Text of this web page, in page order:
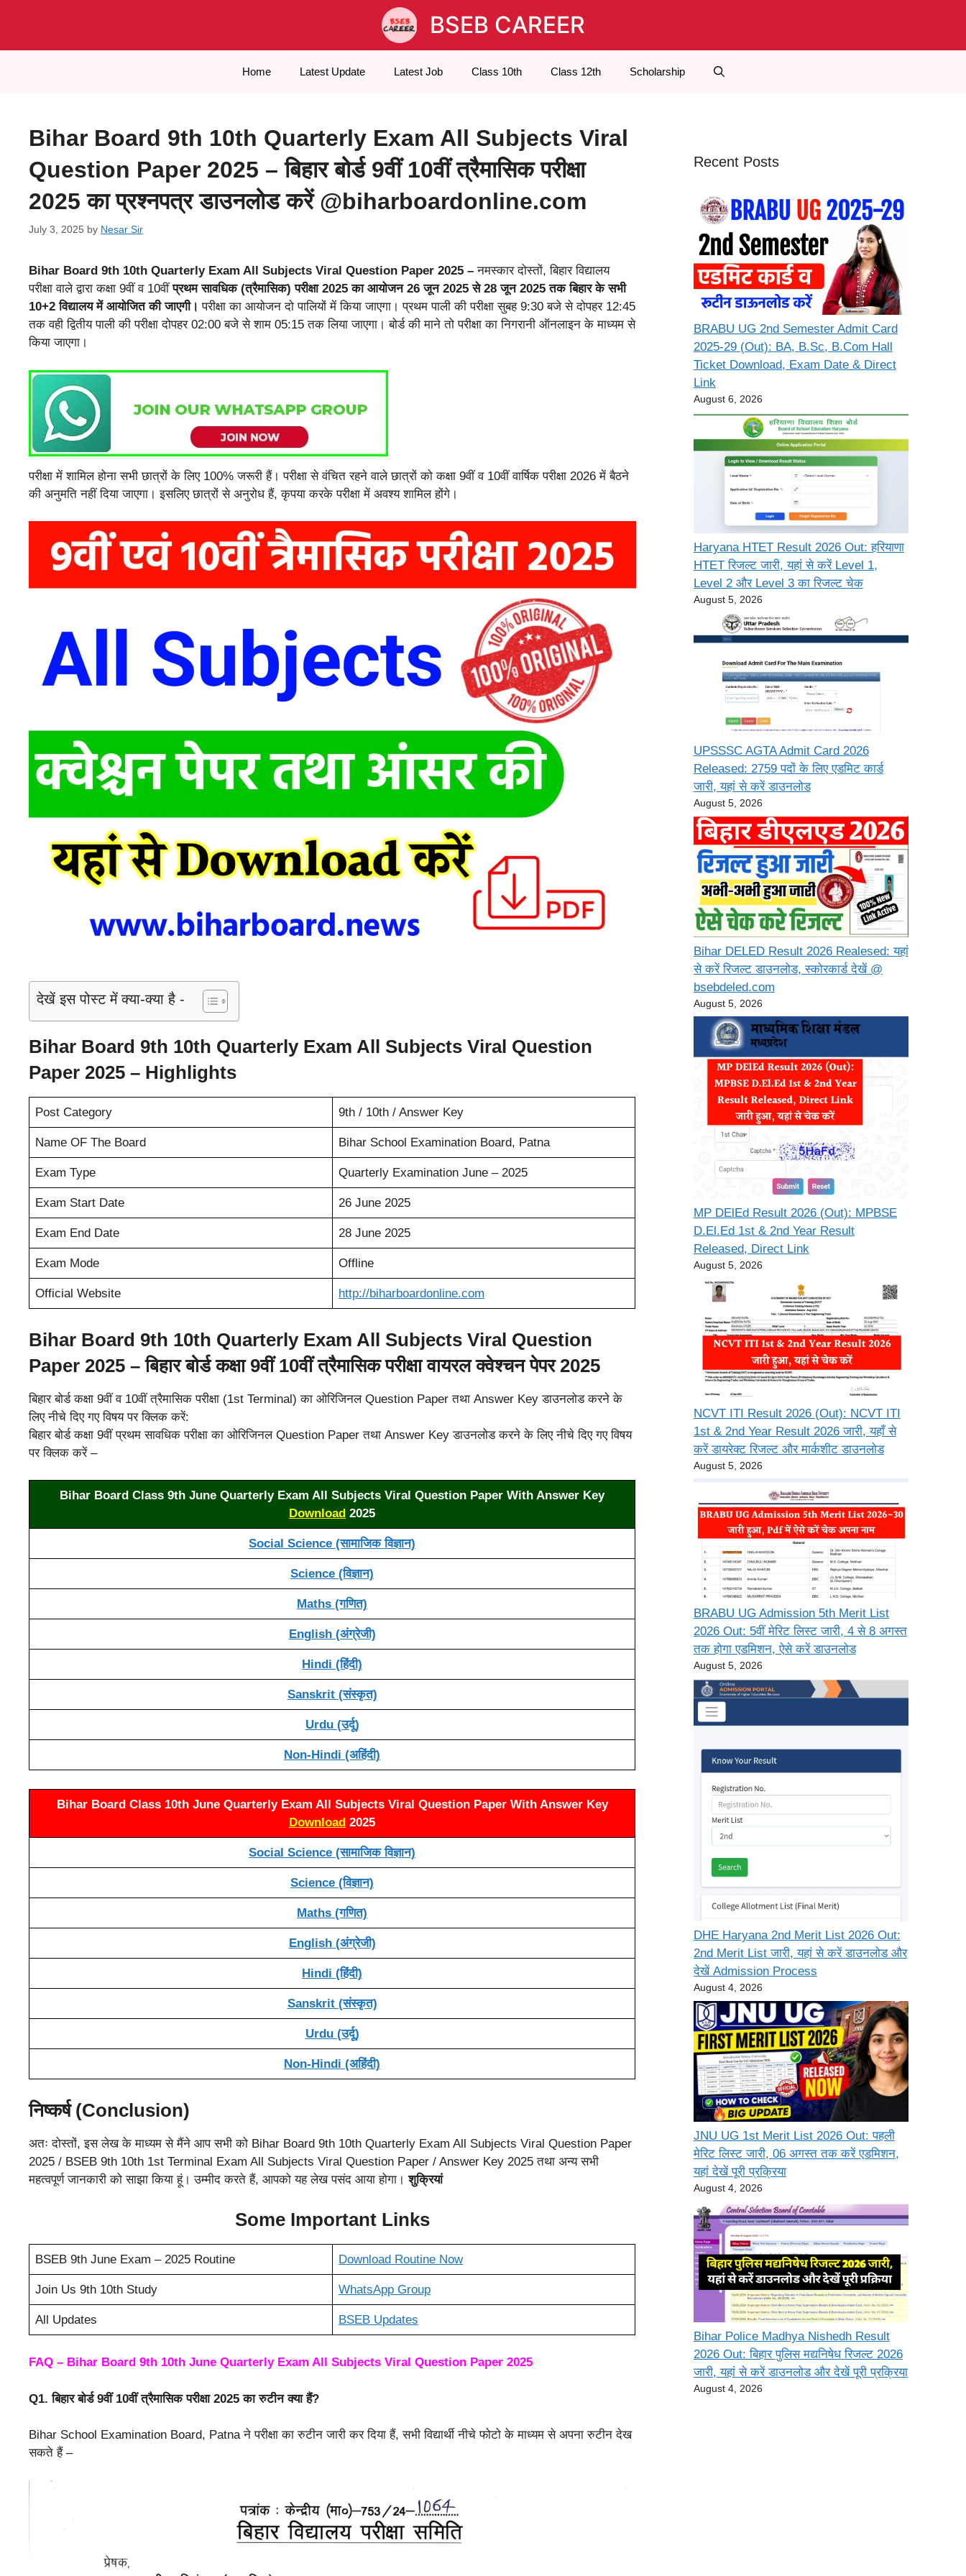
BSEB CAREER
Home Latest Update Latest Job Class 10th Class 12th Scholarship
Bihar Board 9th 10th Quarterly Exam All Subjects Viral
Question Paper 2025 – बिहार बोर्ड 9वीं 10वीं त्रैमासिक परीक्षा
2025 का प्रश्नपत्र डाउनलोड करें @biharboardonline.com
July 3, 2025 by Nesar Sir
Bihar Board 9th 10th Quarterly Exam All Subjects Viral Question Paper 2025 – नमस्कार दोस्तों, बिहार विद्यालय
परीक्षा वाले द्वारा कक्षा 9वीं व 10वींप्रथम सावधिक (त्रैमासिक) परीक्षा 2025 का आयोजन 26 जून 2025 से 28 जून 2025 तक बिहार के सभी
10+2 विद्यालय में आयोजित की जाएगी। परीक्षा का आयोजन दो पालियों में किया जाएगा। प्रथम पाली की परीक्षा सुबह 9:30 बजे से दोपहर 12:45
तक वही द्वितीय पाली की परीक्षा दोपहर 02:00 बजे से शाम 05:15 तक लिया जाएगा। बोर्ड की माने तो परीक्षा का निगरानी ऑनलाइन के माध्यम से
किया जाएगा।
परीक्षा में शामिल होना सभी छात्रों के लिए 100% जरूरी हैं। परीक्षा से वंचित रहने वाले छात्रों को कक्षा 9वीं व 10वीं वार्षिक परीक्षा 2026 में बैठने
की अनुमति नहीं दिया जाएगा। इसलिए छात्रों से अनुरोध हैं, कृपया करके परीक्षा में अवश्य शामिल होंगे।
देखें इस पोस्ट में क्या-क्या है -
Bihar Board 9th 10th Quarterly Exam All Subjects Viral Question
Paper 2025 – Highlights
Post Category 9th / 10th / Answer Key
Name OF The Board Bihar School Examination Board, Patna
Exam Type Quarterly Examination June – 2025
Exam Start Date 26 June 2025
Exam End Date 28 June 2025
Exam Mode Offline
Official Website http://biharboardonline.com
Bihar Board 9th 10th Quarterly Exam All Subjects Viral Question
Paper 2025 – बिहार बोर्ड कक्षा 9वीं 10वीं त्रैमासिक परीक्षा वायरल क्वेश्चन पेपर 2025
बिहार बोर्ड कक्षा 9वीं व 10वीं त्रैमासिक परीक्षा (1st Terminal) का ओरिजिनल Question Paper तथा Answer Key डाउनलोड करने के
लिए नीचे दिए गए विषय पर क्लिक करें:
बिहार बोर्ड कक्षा 9वीं प्रथम सावधिक परीक्षा का ओरिजिनल Question Paper तथा Answer Key डाउनलोड करने के लिए नीचे दिए गए विषय
पर क्लिक करें –
Bihar Board Class 9th June Quarterly Exam All Subjects Viral Question Paper With Answer Key
Download 2025
Social Science (सामाजिक विज्ञान)
Science (विज्ञान)
Maths (गणित)
English (अंग्रेजी)
Hindi (हिंदी)
Sanskrit (संस्कृत)
Urdu (उर्दू)
Non-Hindi (अहिंदी)
Bihar Board Class 10th June Quarterly Exam All Subjects Viral Question Paper With Answer Key
Download 2025
Social Science (सामाजिक विज्ञान)
Science (विज्ञान)
Maths (गणित)
English (अंग्रेजी)
Hindi (हिंदी)
Sanskrit (संस्कृत)
Urdu (उर्दू)
Non-Hindi (अहिंदी)
निष्कर्ष (Conclusion)
अतः दोस्तों, इस लेख के माध्यम से मैंने आप सभी को Bihar Board 9th 10th Quarterly Exam All Subjects Viral Question Paper
2025 / BSEB 9th 10th 1st Terminal Exam All Subjects Viral Question Paper / Answer Key 2025 तथा अन्य सभी
महत्वपूर्ण जानकारी को साझा किया हूं। उम्मीद करते हैं, आपको यह लेख पसंद आया होगा।शुक्रियां
Some Important Links
BSEB 9th June Exam – 2025 Routine Download Routine Now
Join Us 9th 10th Study WhatsApp Group
All Updates BSEB Updates
FAQ – Bihar Board 9th 10th June Quarterly Exam All Subjects Viral Question Paper 2025
Q1. बिहार बोर्ड 9वीं 10वीं त्रैमासिक परीक्षा 2025 का रुटीन क्या हैं?
Bihar School Examination Board, Patna ने परीक्षा का रुटीन जारी कर दिया हैं, सभी विद्यार्थी नीचे फोटो के माध्यम से अपना रुटीन देख
सकते हैं –
Recent Posts
BRABU UG 2nd Semester Admit Card
2025-29 (Out): BA, B.Sc, B.Com Hall
Ticket Download, Exam Date & Direct
Link
August 6, 2026
Haryana HTET Result 2026 Out: हरियाणा
HTET रिजल्ट जारी, यहां से करें Level 1,
Level 2 और Level 3 का रिजल्ट चेक
August 5, 2026
UPSSSC AGTA Admit Card 2026
Released: 2759 पदों के लिए एडमिट कार्ड
जारी, यहां से करें डाउनलोड
August 5, 2026
Bihar DELED Result 2026 Realesed: यहां
से करें रिजल्ट डाउनलोड, स्कोरकार्ड देखें @
bsebdeled.com
August 5, 2026
MP DElEd Result 2026 (Out): MPBSE
D.El.Ed 1st & 2nd Year Result
Released, Direct Link
August 5, 2026
NCVT ITI Result 2026 (Out): NCVT ITI
1st & 2nd Year Result 2026 जारी, यहाँ से
करें डायरेक्ट रिजल्ट और मार्कशीट डाउनलोड
August 5, 2026
BRABU UG Admission 5th Merit List
2026 Out: 5वीं मेरिट लिस्ट जारी, 4 से 8 अगस्त
तक होगा एडमिशन, ऐसे करें डाउनलोड
August 5, 2026
DHE Haryana 2nd Merit List 2026 Out:
2nd Merit List जारी, यहां से करें डाउनलोड और
देखें Admission Process
August 4, 2026
JNU UG 1st Merit List 2026 Out: पहली
मेरिट लिस्ट जारी, 06 अगस्त तक करें एडमिशन,
यहां देखें पूरी प्रक्रिया
August 4, 2026
Bihar Police Madhya Nishedh Result
2026 Out: बिहार पुलिस मद्यनिषेध रिजल्ट 2026
जारी, यहां से करें डाउनलोड और देखें पूरी प्रक्रिया
August 4, 2026